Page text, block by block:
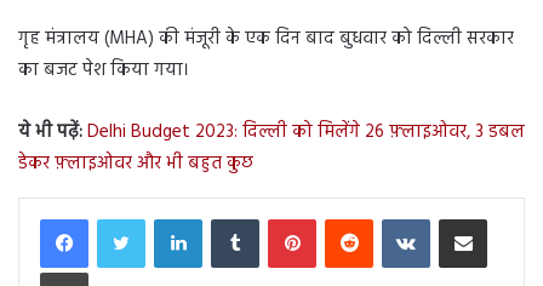
गृह मंत्रालय (MHA) की मंजूरी के एक दिन बाद बुधवार को दिल्ली सरकार
का बजट पेश किया गया।
ये भी पढ़ें:Delhi Budget 2023: दिल्ली को मिलेंगे 26 फ़्लाइओवर, 3 डबल
डेकर फ़्लाइओवर और भी बहुत कुछ
LinkedInTumblr PinterestReddit VKontakteShare via Email
Print